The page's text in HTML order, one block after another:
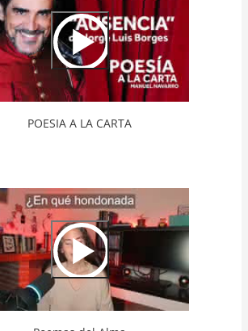
Url
POESIA A LA CARTA
Video
Url